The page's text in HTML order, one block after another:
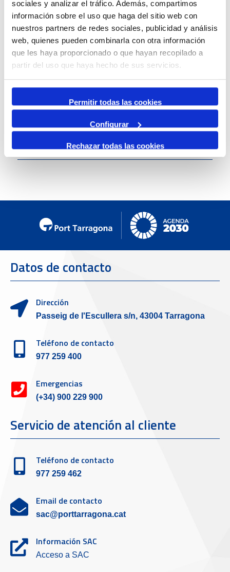
sociales y analizar el tráfico. Además, compartimos
información sobre el uso que haga del sitio web con
nuestros partners de redes sociales, publicidad y análisis
web, quienes pueden combinarla con otra información
que les haya proporcionado o que hayan recopilado a
partir del uso que haya hecho de sus servicios.
Permitir todas las cookies
Configurar
Rechazar todas las cookies
Canales sociales de 'Moll de Costa'
Datos de contacto
Dirección
Passeig de l'Escullera s/n, 43004 Tarragona
Teléfono de contacto
977 259 400
Emergencias
(+34) 900 229 900
Servicio de atención al cliente
Teléfono de contacto
977 259 462
Email de contacto
sac@porttarragona.cat
Información SAC
Acceso a SAC